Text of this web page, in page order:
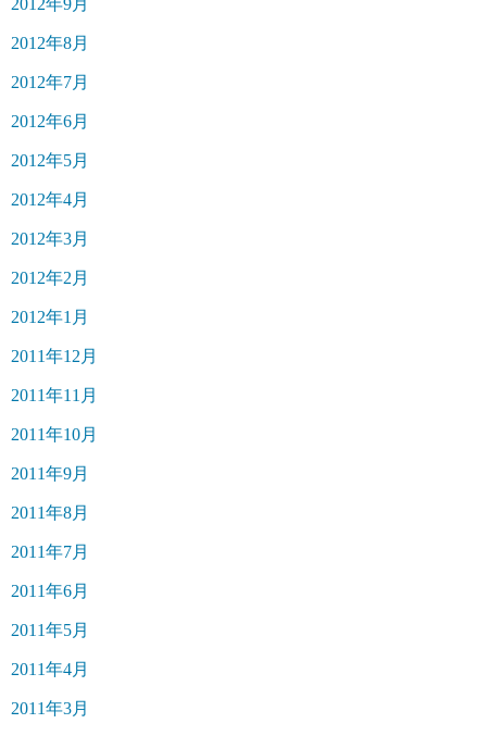
2012年8月
2012年7月
2012年6月
2012年5月
2012年4月
2012年3月
2012年2月
2012年1月
2011年12月
2011年11月
2011年10月
2011年9月
2011年8月
2011年7月
2011年6月
2011年5月
2011年4月
2011年3月